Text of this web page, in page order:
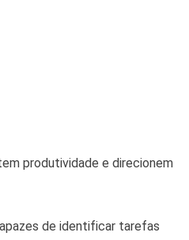
produtividade e direcionem
de identificar tarefas